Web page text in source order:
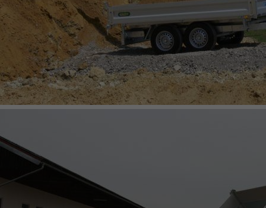
PLATFORM AND TIPPERS
BETRIEBSANLEITUNG KIPPANHÄNGER MIT SPINLOCK